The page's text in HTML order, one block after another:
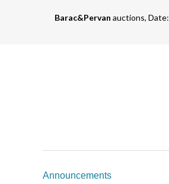
Barac&Pervan auctions, Date:
Announcements